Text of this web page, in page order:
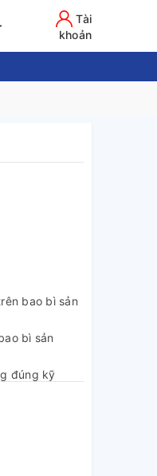
Tài
khoản
bao bì sản
bì sản
đúng kỹ